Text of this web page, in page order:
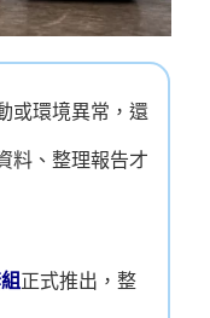
或環境異常，還
料、整理報告才
正式推出，整